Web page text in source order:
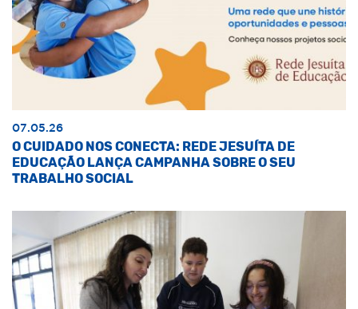
07.05.26
O CUIDADO NOS CONECTA: REDE JESUÍTA DE
EDUCAÇÃO LANÇA CAMPANHA SOBRE O SEU
TRABALHO SOCIAL